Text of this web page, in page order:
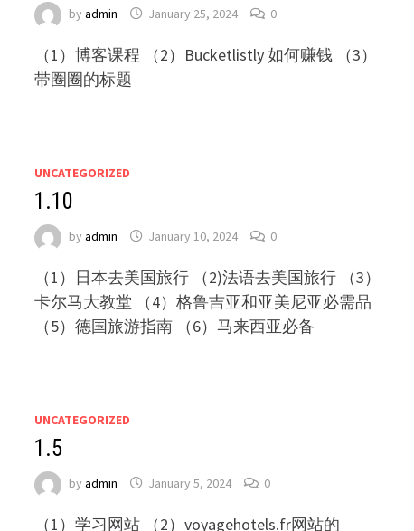
byadmin January 25, 2024 0
（1）博客课程 （2）Bucketlistly 如何赚钱 （3）
带圈圈的标题
UNCATEGORIZED
1.10
byadmin January 10, 2024 0
（1）日本去美国旅行 （2)法语去美国旅行 （3）
卡尔马大教堂 （4）格鲁吉亚和亚美尼亚必需品
（5）德国旅游指南 （6）马来西亚必备
UNCATEGORIZED
1.5
byadmin January 5, 2024 0
（1）学习网站 （2）voyagehotels.fr网站的